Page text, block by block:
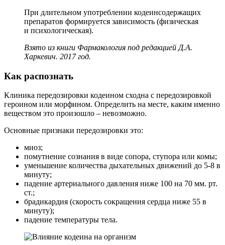
При длительном употреблении кодеинсодержащих
препаратов формируется зависимость (физическая
и психологическая).
Взято из книги Фармакология под редакцией Д.А.
Харкевич. 2017 год.
Как распознать
Клиника передозировки кодеином сходна с передозировкой
героином или морфином. Определить на месте, каким именно
веществом это произошло – невозможно.
Основные признаки передозировки это:
миоз;
помутнение сознания в виде сопора, ступора или комы;
уменьшение количества дыхательных движений до 5-8 в
минуту;
падение артериального давления ниже 100 на 70 мм. рт.
ст.;
брадикардия (скорость сокращения сердца ниже 55 в
минуту);
падение температуры тела.